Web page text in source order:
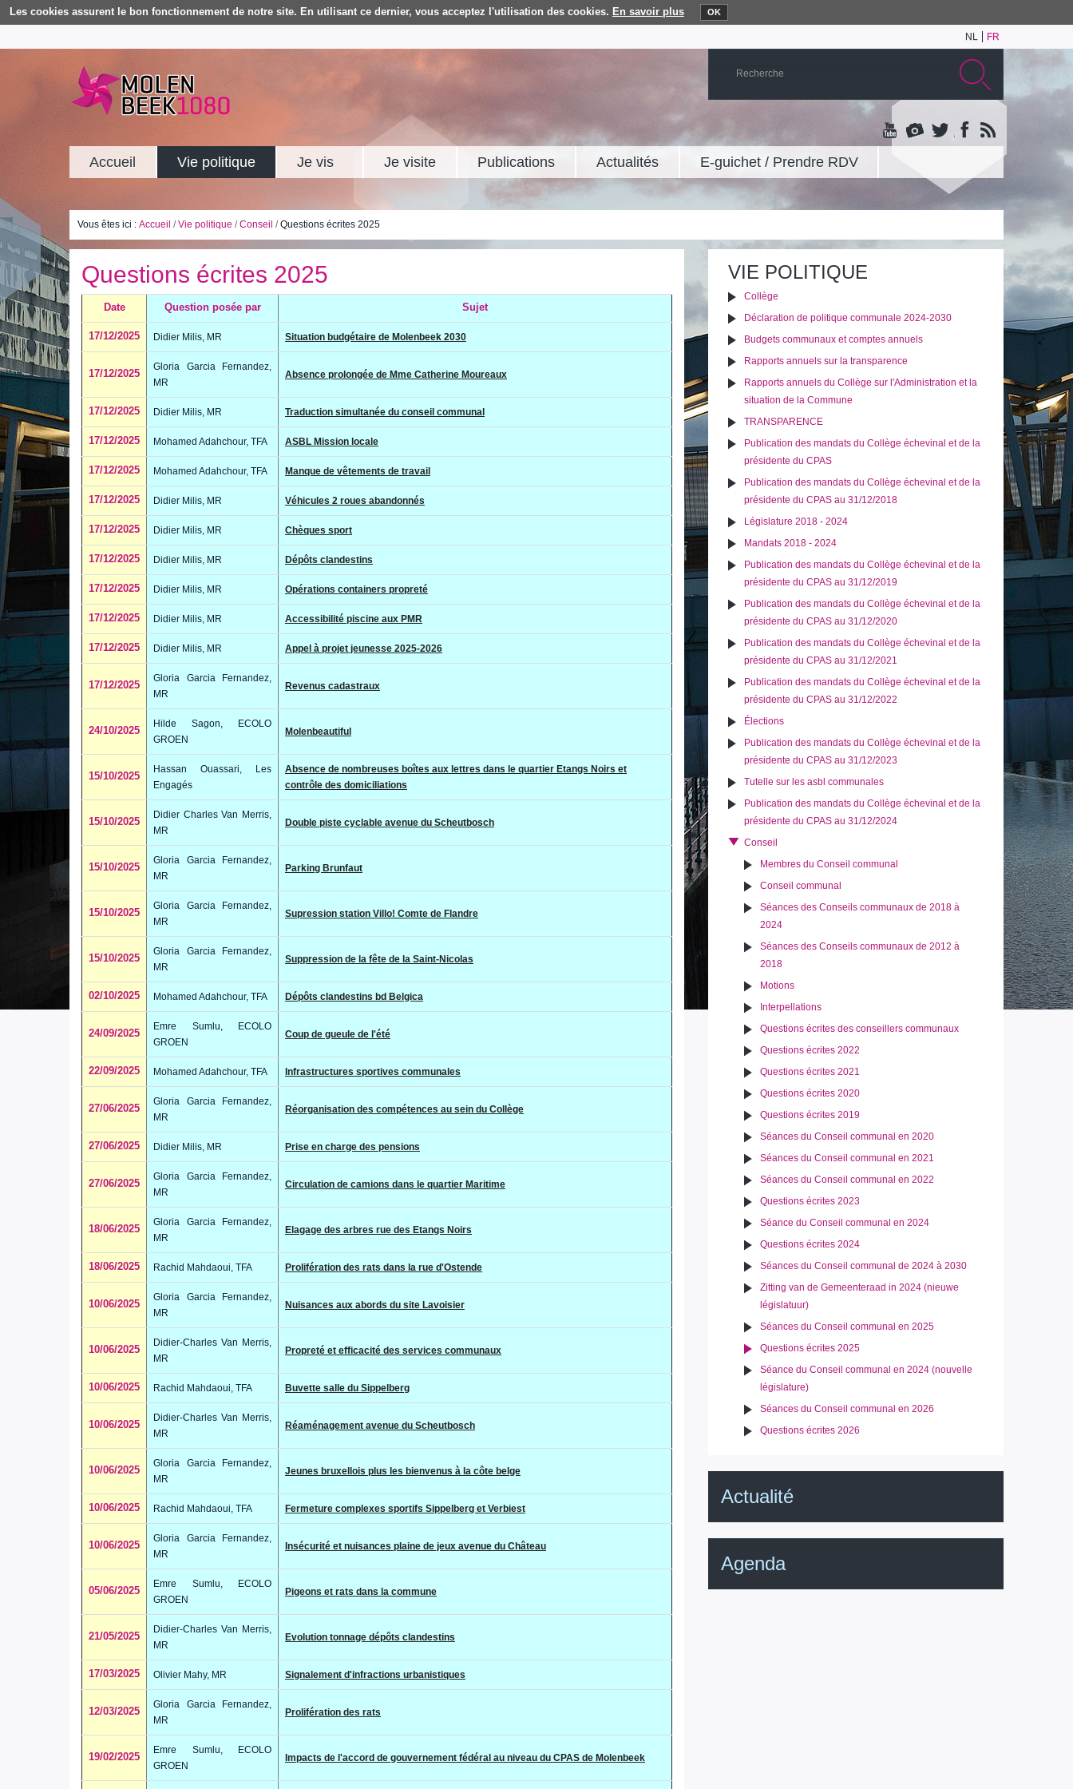
Les cookies assurent le bon fonctionnement de notre site. En utilisant ce dernier, vous acceptez l'utilisation des cookies. En savoir plus OK
NL FR
Accueil Vie politique Je vis Je visite Publications Actualités E-guichet / Prendre RDV
Vous êtes ici : Accueil /Vie politique /Conseil /Questions écrites 2025
Questions écrites 2025
Date Question posée par Sujet
17/12/2025 Didier Milis, MR Situation budgétaire de Molenbeek 2030
17/12/2025
Gloria Garcia Fernandez,
MR
Absence prolongée de Mme Catherine Moureaux
17/12/2025 Didier Milis, MR Traduction simultanée du conseil communal
17/12/2025 Mohamed Adahchour, TFA ASBL Mission locale
17/12/2025 Mohamed Adahchour, TFA Manque de vêtements de travail
17/12/2025 Didier Milis, MR Véhicules 2 roues abandonnés
17/12/2025 Didier Milis, MR Chèques sport
17/12/2025 Didier Milis, MR Dépôts clandestins
17/12/2025 Didier Milis, MR Opérations containers propreté
17/12/2025 Didier Milis, MR Accessibilité piscine aux PMR
17/12/2025 Didier Milis, MR Appel à projet jeunesse 2025-2026
17/12/2025
Gloria Garcia Fernandez,
MR
Revenus cadastraux
24/10/2025
Hilde Sagon, ECOLO
GROEN
Molenbeautiful
15/10/2025
Hassan Ouassari, Les
Engagés
Absence de nombreuses boîtes aux lettres dans le quartier Etangs Noirs et
contrôle des domiciliations
15/10/2025
Didier Charles Van Merris,
MR
Double piste cyclable avenue du Scheutbosch
15/10/2025
Gloria Garcia Fernandez,
MR
Parking Brunfaut
15/10/2025
Gloria Garcia Fernandez,
MR
Supression station Villo! Comte de Flandre
15/10/2025
Gloria Garcia Fernandez,
MR
Suppression de la fête de la Saint-Nicolas
02/10/2025 Mohamed Adahchour, TFA Dépôts clandestins bd Belgica
24/09/2025
Emre Sumlu, ECOLO
GROEN
Coup de gueule de l'été
22/09/2025 Mohamed Adahchour, TFA Infrastructures sportives communales
27/06/2025
Gloria Garcia Fernandez,
MR
Réorganisation des compétences au sein du Collège
27/06/2025 Didier Milis, MR Prise en charge des pensions
27/06/2025
Gloria Garcia Fernandez,
MR
Circulation de camions dans le quartier Maritime
18/06/2025
Gloria Garcia Fernandez,
MR
Elagage des arbres rue des Etangs Noirs
18/06/2025 Rachid Mahdaoui, TFA Prolifération des rats dans la rue d'Ostende
10/06/2025
Gloria Garcia Fernandez,
MR
Nuisances aux abords du site Lavoisier
10/06/2025
Didier-Charles Van Merris,
MR
Propreté et efficacité des services communaux
10/06/2025 Rachid Mahdaoui, TFA Buvette salle du Sippelberg
10/06/2025
Didier-Charles Van Merris,
MR
Réaménagement avenue du Scheutbosch
10/06/2025
Gloria Garcia Fernandez,
MR
Jeunes bruxellois plus les bienvenus à la côte belge
10/06/2025 Rachid Mahdaoui, TFA Fermeture complexes sportifs Sippelberg et Verbiest
10/06/2025
Gloria Garcia Fernandez,
MR
Insécurité et nuisances plaine de jeux avenue du Château
05/06/2025
Emre Sumlu, ECOLO
GROEN
Pigeons et rats dans la commune
21/05/2025
Didier-Charles Van Merris,
MR
Evolution tonnage dépôts clandestins
17/03/2025 Olivier Mahy, MR Signalement d'infractions urbanistiques
12/03/2025
Gloria Garcia Fernandez,
MR
Prolifération des rats
19/02/2025
Emre Sumlu, ECOLO
GROEN
Impacts de l'accord de gouvernement fédéral au niveau du CPAS de Molenbeek
VIE POLITIQUE
Collège
Déclaration de politique communale 2024-2030
Budgets communaux et comptes annuels
Rapports annuels sur la transparence
Rapports annuels du Collège sur l'Administration et la
situation de la Commune
TRANSPARENCE
Publication des mandats du Collège échevinal et de la
présidente du CPAS
Publication des mandats du Collège échevinal et de la
présidente du CPAS au 31/12/2018
Législature 2018 - 2024
Mandats 2018 - 2024
Publication des mandats du Collège échevinal et de la
présidente du CPAS au 31/12/2019
Publication des mandats du Collège échevinal et de la
présidente du CPAS au 31/12/2020
Publication des mandats du Collège échevinal et de la
présidente du CPAS au 31/12/2021
Publication des mandats du Collège échevinal et de la
présidente du CPAS au 31/12/2022
Élections
Publication des mandats du Collège échevinal et de la
présidente du CPAS au 31/12/2023
Tutelle sur les asbl communales
Publication des mandats du Collège échevinal et de la
présidente du CPAS au 31/12/2024
Conseil
Membres du Conseil communal
Conseil communal
Séances des Conseils communaux de 2018 à
2024
Séances des Conseils communaux de 2012 à
2018
Motions
Interpellations
Questions écrites des conseillers communaux
Questions écrites 2022
Questions écrites 2021
Questions écrites 2020
Questions écrites 2019
Séances du Conseil communal en 2020
Séances du Conseil communal en 2021
Séances du Conseil communal en 2022
Questions écrites 2023
Séance du Conseil communal en 2024
Questions écrites 2024
Séances du Conseil communal de 2024 à 2030
Zitting van de Gemeenteraad in 2024 (nieuwe
législatuur)
Séances du Conseil communal en 2025
Questions écrites 2025
Séance du Conseil communal en 2024 (nouvelle
législature)
Séances du Conseil communal en 2026
Questions écrites 2026
Actualité
Agenda